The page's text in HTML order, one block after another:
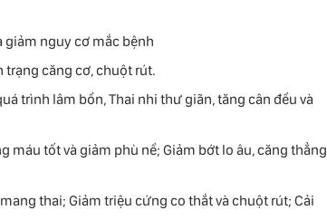
giảm nguy cơ mắc bệnh
trạng căng cơ, chuột rút.
trình lâm bồn, Thai nhi thư giãn, tăng cân đều và
tốt và giảm phù nề; Giảm bớt lo âu, căng thẳng
thai; Giảm triệu cứng co thắt và chuột rút; Cải